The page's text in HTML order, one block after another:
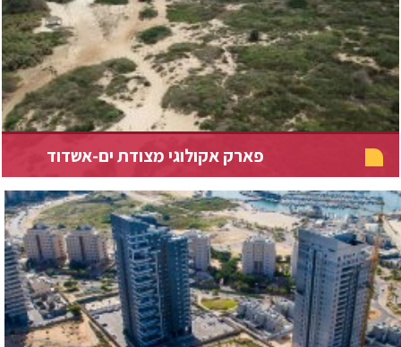
פארק אקולוגי מצודת ים-אשדוד